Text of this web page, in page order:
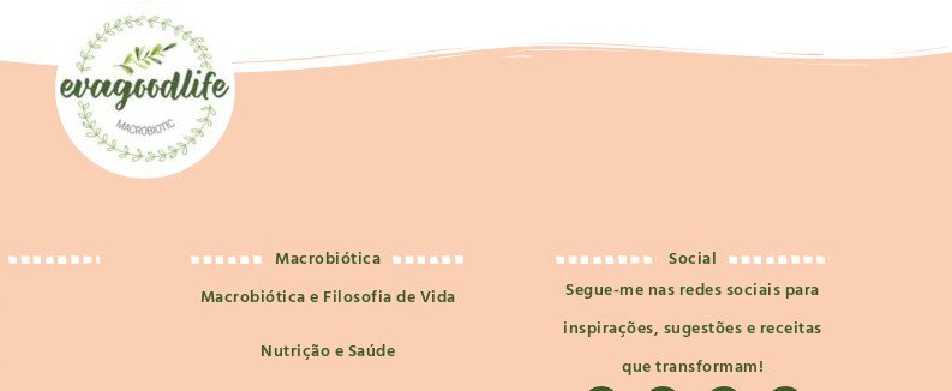
Macrobiótica
Macrobiótica e Filosofia de Vida
Nutrição e Saúde
Social
Segue-me nas redes sociais para
inspirações, sugestões e receitas
que transformam!